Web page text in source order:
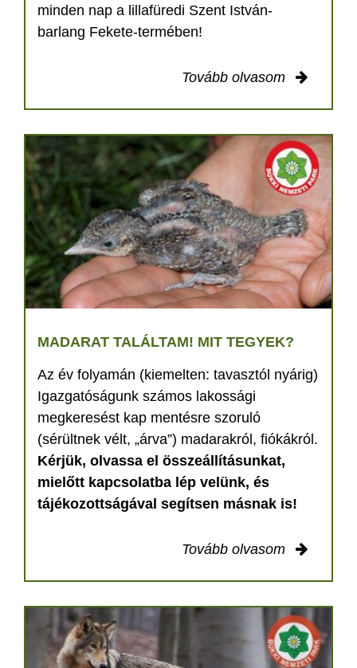
minden nap a lillafüredi Szent István-
barlang Fekete-termében!
Tovább olvasom
MADARAT TALÁLTAM! MIT TEGYEK?
Az év folyamán (kiemelten: tavasztól nyárig)
Igazgatóságunk számos lakossági
megkeresést kap mentésre szoruló
(sérültnek vélt, „árva”) madarakról, fiókákról.
Kérjük, olvassa el összeállításunkat,
mielőtt kapcsolatba lép velünk, és
tájékozottságával segítsen másnak is!
Tovább olvasom